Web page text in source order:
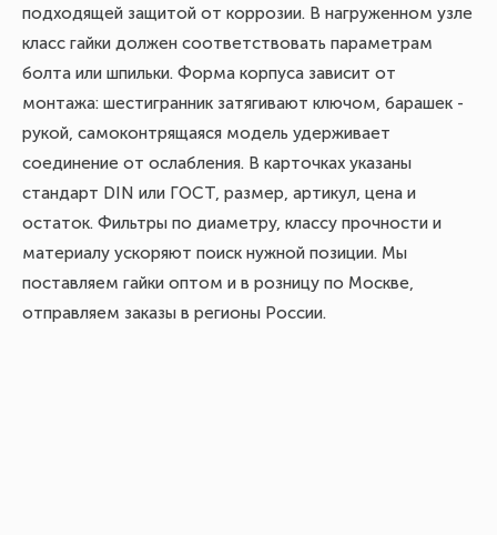
подходящей защитой от коррозии. В нагруженном узле
класс гайки должен соответствовать параметрам
болта или шпильки. Форма корпуса зависит от
монтажа: шестигранник затягивают ключом, барашек -
рукой, самоконтрящаяся модель удерживает
соединение от ослабления. В карточках указаны
стандарт DIN или ГОСТ, размер, артикул, цена и
остаток. Фильтры по диаметру, классу прочности и
материалу ускоряют поиск нужной позиции. Мы
поставляем гайки оптом и в розницу по Москве,
отправляем заказы в регионы России.